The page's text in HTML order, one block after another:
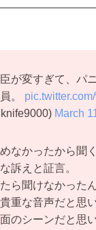
が変すぎて、パ
。
March
なかったから聞
訴えと証言。
ら聞けなかった
重な音声だと思い
のシーンだと思